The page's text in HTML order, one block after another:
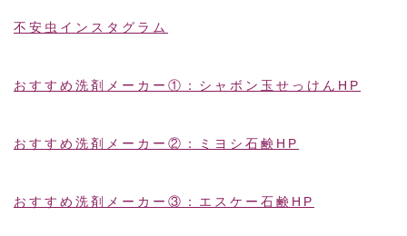
不安虫インスタグラム
おすすめ洗剤メーカー①：シャボン玉せっけんHP
おすすめ洗剤メーカー②：ミヨシ石鹸HP
おすすめ洗剤メーカー③：エスケー石鹸HP